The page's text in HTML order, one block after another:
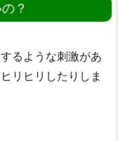
？
るような刺激があ
リヒリしたりしま